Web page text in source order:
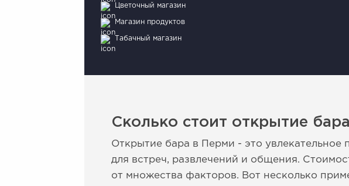
Цветочный магазин
Магазин продуктов
Табачный магазин
Сколько стоит открытие
Открытие бара в Перми - это увлекательное
для встреч, развлечений и общения.
от множества факторов. Вот несколько